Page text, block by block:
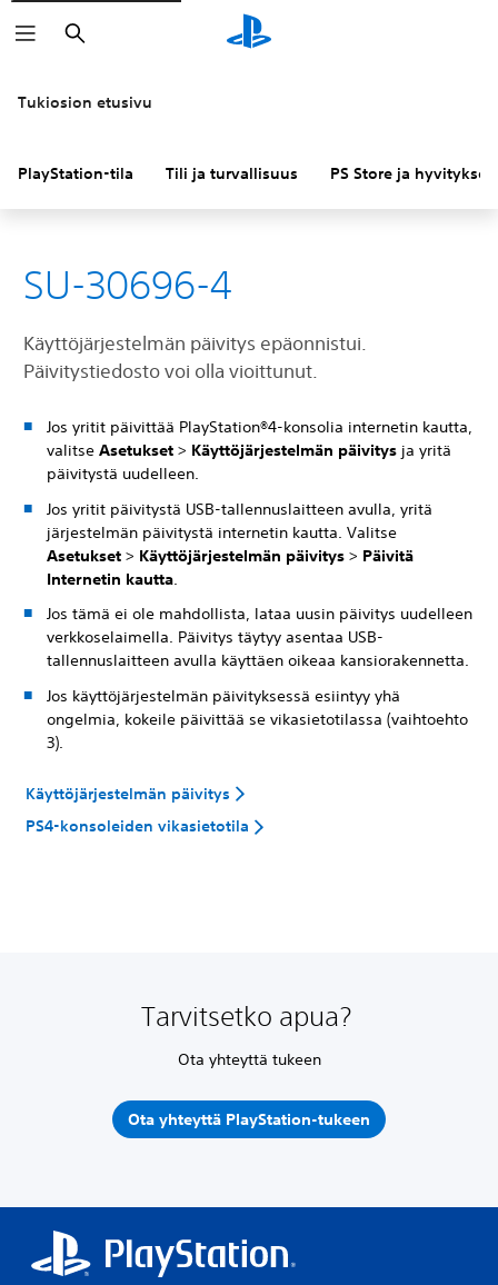
Haku
Tukiosion etusivu
PlayStation-tila Tili ja turvallisuus PS Store ja hyvitykset
SU-30696-4
Käyttöjärjestelmän päivitys epäonnistui.
Päivitystiedosto voi olla vioittunut.
Jos yritit päivittää PlayStation®4-konsolia internetin kautta,
valitse Asetukset > Käyttöjärjestelmän päivitys ja yritä
päivitystä uudelleen.
Jos yritit päivitystä USB-tallennuslaitteen avulla, yritä
järjestelmän päivitystä internetin kautta. Valitse
Asetukset > Käyttöjärjestelmän päivitys > Päivitä
Internetin kautta
Jos tämä ei ole mahdollista, lataa uusin päivitys uudelleen
verkkoselaimella. Päivitys täytyy asentaa USB-
tallennuslaitteen avulla käyttäen oikeaa kansiorakennetta.
Jos käyttöjärjestelmän päivityksessä esiintyy yhä
ongelmia, kokeile päivittää se vikasietotilassa (vaihtoehto
3).
Käyttöjärjestelmän päivitys
PS4-konsoleiden vikasietotila
Tarvitsetko apua?
Ota yhteyttä tukeen
Ota yhteyttä PlayStation-tukeen